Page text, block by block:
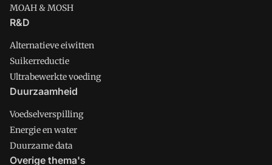
MOAH & MOSH
R&D
Alternatieve eiwitten
Suikerreductie
Ultrabewerkte voeding
Duurzaamheid
Voedselverspilling
Energie en water
Duurzame data
Overige thema's